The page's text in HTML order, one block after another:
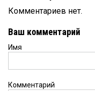
Комментариев нет.
Ваш комментарий
Имя
Комментарий